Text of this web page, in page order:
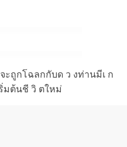
ะถูกโฉลกกับด ว งท่านมีเ ก
มต้นชี วิ ตใหม่